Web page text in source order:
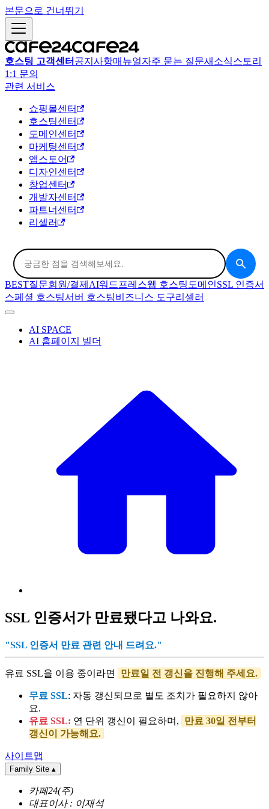
본문으로 건너뛰기
호스팅 고객센터 공지사항매뉴얼자주 묻는 질문새소식스토리
1:1 문의
관련 서비스
쇼핑몰센터
호스팅센터
도메인센터
마케팅센터
앱스토어
디자인센터
창업센터
개발자센터
파트너센터
리셀러
BEST질문회원/결제 AI워드프레스웹 호스팅 도메인SSL 인증서
스페셜 호스팅서버 호스팅비즈니스 도구리셀러
AI SPACE
AI 홈페이지 빌더
SSL 인증서가 만료됐다고 나와요.
"SSL 인증서 만료 관련 안내 드려요."
유료 SSL을 이용 중이라면 만료일 전 갱신을 진행해 주세요.
무료 SSL: 자동 갱신되므로 별도 조치가 필요하지 않아
요.
유료 SSL: 연 단위 갱신이 필요하며,
만료 30일 전부터
갱신이 가능해요.
사이트맵
Family Site ▴
카페24(주)
대표이사 : 이재석